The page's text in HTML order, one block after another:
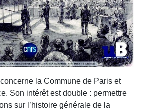
la Commune de Paris et
Son intérêt est double : permettre
sur l’histoire générale de la